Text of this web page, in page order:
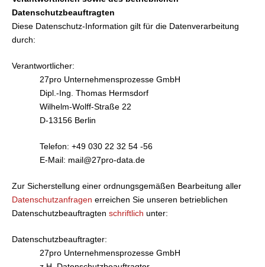
Datenschutzbeauftragten
Diese Datenschutz-Information gilt für die Datenverarbeitung
durch:
Verantwortlicher:
27pro Unternehmensprozesse GmbH
Dipl.-Ing. Thomas Hermsdorf
Wilhelm-Wolff-Straße 22
D-13156 Berlin
Telefon: +49 030 22 32 54 -56
E-Mail: mail@27pro-data.de
Zur Sicherstellung einer ordnungsgemäßen Bearbeitung aller
Datenschutzanfragen erreichen Sie unseren betrieblichen
Datenschutzbeauftragten schriftlich unter:
Datenschutzbeauftragter:
27pro Unternehmensprozesse GmbH